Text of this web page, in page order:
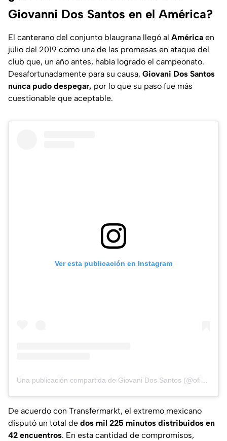
Giovanni Dos Santos en el América?
El canterano del conjunto blaugrana llegó al América en
julio del 2019 como una de las promesas en ataque del
club que, un año antes, había logrado el campeonato.
Desafortunadamente para su causa, Giovani Dos Santos
nunca pudo despegar, por lo que su paso fue más
cuestionable que aceptable.
Ver esta publicación en Instagram
Una publicación compartida de Giovani Dos Santos (@oficialgio)
De acuerdo con Transfermarkt, el extremo mexicano
disputó un total de dos mil 225 minutos distribuidos en
42 encuentros. En esta cantidad de compromisos,